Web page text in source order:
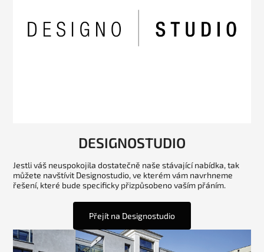
DESIGNOSTUDIO
Jestli váš neuspokojila dostatečně naše stávající nabídka, tak
můžete navštívit Designostudio, ve kterém vám navrhneme
řešení, které bude specificky přizpůsobeno vaším přáním.
Přejít na Designostudio